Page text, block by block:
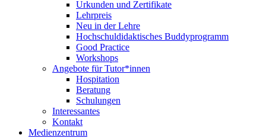
Urkunden und Zertifikate
Lehrpreis
Neu in der Lehre
Hochschuldidaktisches Buddyprogramm
Good Practice
Workshops
Angebote für Tutor*innen
Hospitation
Beratung
Schulungen
Interessantes
Kontakt
Medienzentrum